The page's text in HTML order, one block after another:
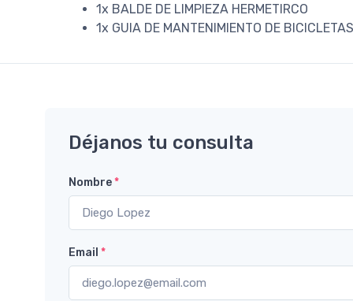
1x BALDE DE LIMPIEZA HERMETIRCO
1x GUIA DE MANTENIMIENTO DE BICICLETAS
Déjanos tu consulta
Nombre*
Email *